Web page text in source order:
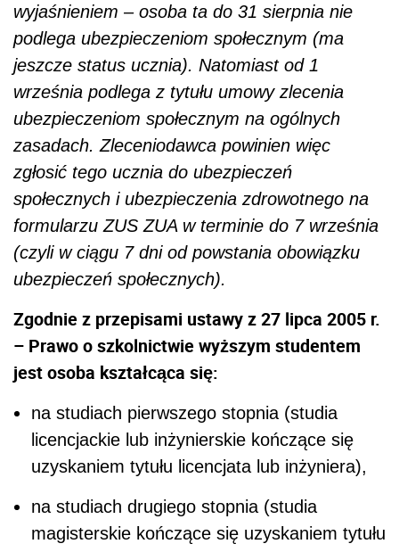
wyjaśnieniem – osoba ta do 31 sierpnia nie
podlega ubezpieczeniom społecznym (ma
jeszcze status ucznia). Natomiast od 1
września podlega z tytułu umowy zlecenia
ubezpieczeniom społecznym na ogólnych
zasadach. Zleceniodawca powinien więc
zgłosić tego ucznia do ubezpieczeń
społecznych i ubezpieczenia zdrowotnego na
formularzu ZUS ZUA w terminie do 7 września
(czyli w ciągu 7 dni od powstania obowiązku
ubezpieczeń społecznych).
Zgodnie z przepisami ustawy z 27 lipca 2005 r.
– Prawo o szkolnictwie wyższym studentem
jest osoba kształcąca się:
na studiach pierwszego stopnia (studia
licencjackie lub inżynierskie kończące się
uzyskaniem tytułu licencjata lub inżyniera),
na studiach drugiego stopnia (studia
magisterskie kończące się uzyskaniem tytułu